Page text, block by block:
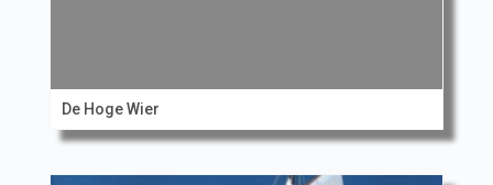
De Hoge Wier